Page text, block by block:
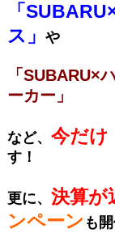
「
ス」 や
「
ーカー」
など、 今だけ
す！
更に、 決算が
ンペーン も